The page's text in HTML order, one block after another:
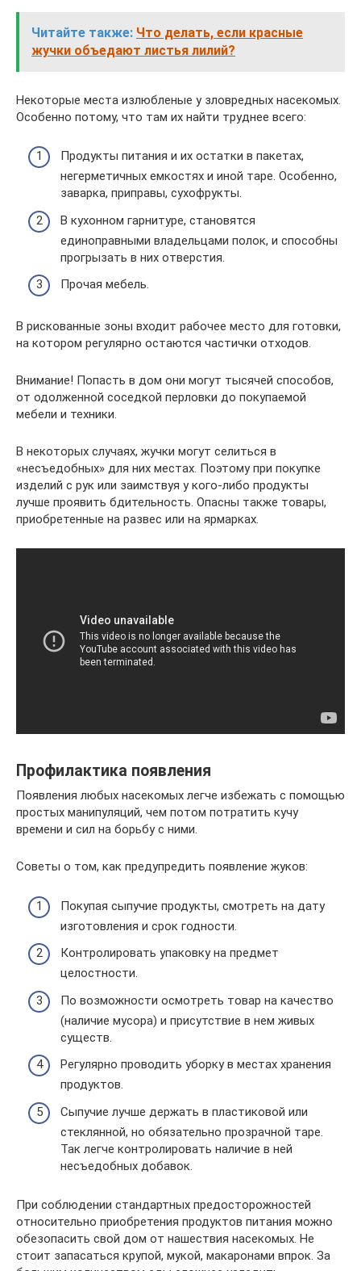
Читайте также: Что делать, если красные
жучки объедают листья лилий?
Некоторые места излюбленые у зловредных насекомых.
Особенно потому, что там их найти труднее всего:
Продукты питания и их остатки в пакетах,
негерметичных емкостях и иной таре. Особенно,
заварка, приправы, сухофрукты.
В кухонном гарнитуре, становятся
единоправными владельцами полок, и способны
прогрызать в них отверстия.
Прочая мебель.
В рискованные зоны входит рабочее место для готовки,
на котором регулярно остаются частички отходов.
Внимание! Попасть в дом они могут тысячей способов,
от одолженной соседкой перловки до покупаемой
мебели и техники.
В некоторых случаях, жучки могут селиться в
«несъедобных» для них местах. Поэтому при покупке
изделий с рук или заимствуя у кого-либо продукты
лучше проявить бдительность. Опасны также товары,
приобретенные на развес или на ярмарках.
Профилактика появления
Появления любых насекомых легче избежать с помощью
простых манипуляций, чем потом потратить кучу
времени и сил на борьбу с ними.
Советы о том, как предупредить появление жуков:
Покупая сыпучие продукты, смотреть на дату
изготовления и срок годности.
Контролировать упаковку на предмет
целостности.
По возможности осмотреть товар на качество
(наличие мусора) и присутствие в нем живых
существ.
Регулярно проводить уборку в местах хранения
продуктов.
Сыпучие лучше держать в пластиковой или
стеклянной, но обязательно прозрачной таре.
Так легче контролировать наличие в ней
несъедобных добавок.
При соблюдении стандартных предосторожностей
относительно приобретения продуктов питания можно
обезопасить свой дом от нашествия насекомых. Не
стоит запасаться крупой, мукой, макаронами впрок. За